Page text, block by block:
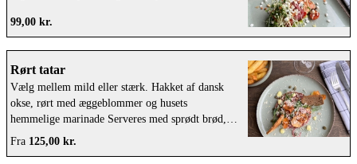
99,00 kr.
Rørt tatar
Vælg mellem mild eller stærk. Hakket af dansk
okse, rørt med æggeblommer og husets
hemmelige marinade Serveres med sprødt brød,
kapers, syltede rødløg, dildmayo, rodfrugtechips
Fra 125,00 kr.